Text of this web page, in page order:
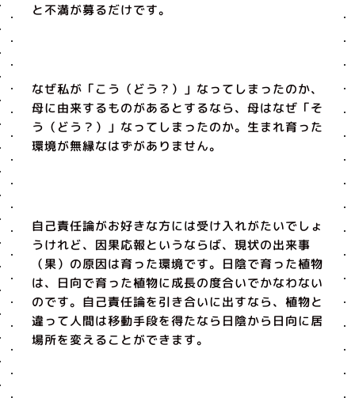
と不満が募るだけです。
なぜ私が「こう（どう？）」なってしまったのか、
母に由来するものがあるとするなら、母はなぜ「そ
う（どう？）」なってしまったのか。生まれ育った
環境が無縁なはずがありません。
自己責任論がお好きな方には受け入れがたいでしょ
うけれど、因果応報というならば、現状の出来事
（果）の原因は育った環境です。日陰で育った植物
は、日向で育った植物に成長の度合いでかなわない
のです。自己責任論を引き合いに出すなら、植物と
違って人間は移動手段を得たなら日陰から日向に居
場所を変えることができます。